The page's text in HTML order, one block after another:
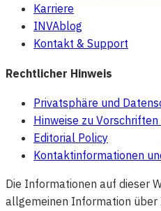
Karriere
INVAblog
Kontakt & Support
Rechtlicher Hinweis
Privatsphäre und
Hinweise zu
Editorial Policy
Kontaktinformationen
Die Informationen auf dieser
allgemeinen Information über